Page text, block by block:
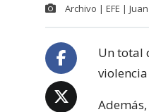
Archivo | EFE |
Un total